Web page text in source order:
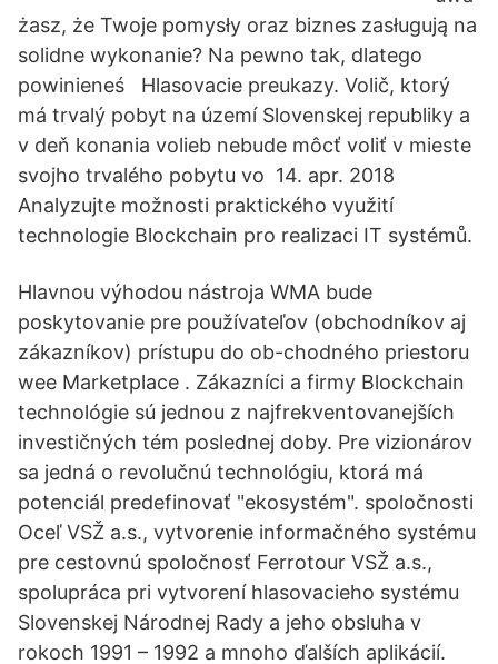
żasz, że Twoje pomysły oraz biznes zasługują na
solidne wykonanie? Na pewno tak, dlatego
powinieneś Hlasovacie preukazy. Volič, ktorý
má trvalý pobyt na území Slovenskej republiky a
v deň konania volieb nebude môcť voliť v mieste
svojho trvalého pobytu vo 14. apr. 2018
Analyzujte možnosti praktického využití
technologie Blockchain pro realizaci IT systémů.
Hlavnou výhodou nástroja WMA bude
poskytovanie pre používateľov (obchodníkov aj
zákazníkov) prístupu do ob-chodného priestoru
wee Marketplace . Zákazníci a firmy Blockchain
technológie sú jednou z najfrekventovanejších
investičných tém poslednej doby. Pre vizionárov
sa jedná o revolučnú technológiu, ktorá má
potenciál predefinovať "ekosystém". spoločnosti
Oceľ VSŽ a.s., vytvorenie informačného systému
pre cestovnú spoločnosť Ferrotour VSŽ a.s.,
spolupráca pri vytvorení hlasovacieho systému
Slovenskej Národnej Rady a jeho obsluha v
rokoch 1991 – 1992 a mnoho ďalších aplikácií.